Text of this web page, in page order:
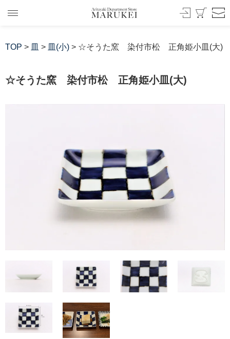
TOP > 皿 > 皿(小) > ☆そうた窯 染付市松 正角姫小皿(大)
☆そうた窯 染付市松 正角姫小皿(大)